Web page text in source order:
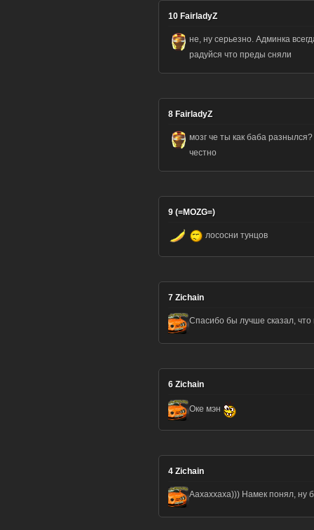
10 FairladyZ
не, ну серьезно. Админка
радуйся что преды сняли
8 FairladyZ
мозг че ты как баба
честно
9 (=MOZG=)
лососни тунцов
7 Zichain
Спасибо бы лучше сказал,
6 Zichain
Оке мэн
4 Zichain
Аахаххаха))) Намек понял, ну